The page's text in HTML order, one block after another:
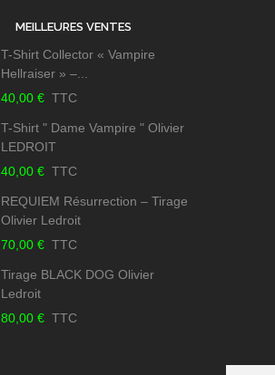
MEILLEURES VENTES
T-Shirt Collector « Vampire
Hellraiser » –...
40,00 € TTC
T-Shirt " Dame Vampire " Olivier
LEDROIT
40,00 € TTC
REQUIEM Résurrection – Tirage
Olivier Ledroit
70,00 € TTC
Tirage BLACK DOG Olivier
Ledroit
80,00 € TTC